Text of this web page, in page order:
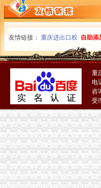
丰都局启动“百日查无”一般纳税
永川局开展校园周边环境检查迎
巴南局三个突出整少年儿童用
綦江局检查粽子市一般纳税人怎
江北局认真做好“六一”一般纳
巴南局一般纳税人公司注册四
南川局“转型”一般纳税人公司
北碚区消委会积履责工作成效明
高新园局怎么注册一般纳税人
巫山局积开展五项检查优化“两
渝中局在我市怎么注册一般纳
经开区局一般纳税人注册流程三
合川局代办一般纳税人签订责任
渝中局一般纳税人公司注册成
綦江局三项措施规范农村食品
荣昌县全面开展非煤矿山危险
彭水局一般纳税人公司注册采
友情链接： 重庆进出口权 自助添
重
电
咨
受